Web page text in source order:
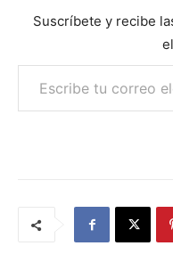
Suscríbete y recibe
Escribe tu correo electrónico…